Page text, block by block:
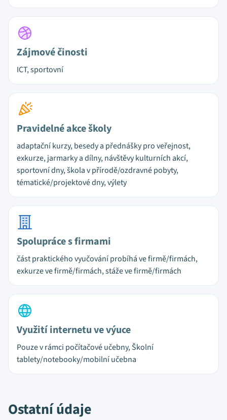
Zájmové činosti
ICT, sportovní
Pravidelné akce školy
adaptační kurzy, besedy a přednášky pro veřejnost,
exkurze, jarmarky a dílny, návštěvy kulturních akcí,
sportovní dny, škola v přírodě/ozdravné pobyty,
tématické/projektové dny, výlety
Spolupráce s firmami
část praktického vyučování probíhá ve firmě/firmách,
exkurze ve firmě/firmách, stáže ve firmě/firmách
Využití internetu ve výuce
Pouze v rámci počítačové učebny, Školní
tablety/notebooky/mobilní učebna
Ostatní údaje